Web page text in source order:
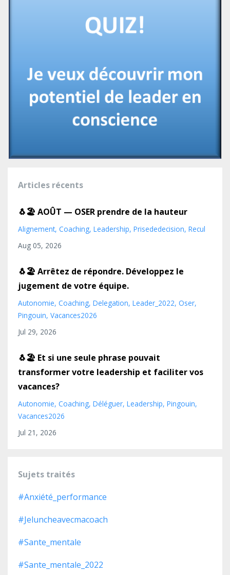
Articles récents
🐧🏖️ AOÛT — OSER prendre de la hauteur
Alignement Coaching Leadership Prisededecision Recul
Aug 05, 2026
🐧🏖️ Arrêtez de répondre. Développez le
jugement de votre équipe.
Autonomie Coaching Delegation Leader_2022 Oser
Pingouin Vacances2026
Jul 29, 2026
🐧🏖️ Et si une seule phrase pouvait
transformer votre leadership et faciliter vos
vacances?
Autonomie Coaching Déléguer Leadership Pingouin
Vacances2026
Jul 21, 2026
Sujets traités
#anxiété_performance
#jeluncheavecmacoach
#sante_mentale
#sante_mentale_2022